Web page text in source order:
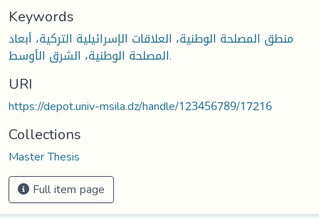
Keywords
منطق المصلحة الوطنية، العلاقات الإسرائيلية التركية، أبعاد
المصلحة الوطنية، الشرق الأوسط.
URI
https://depot.univ-msila.dz/handle/123456789/17216
Collections
Master Thesis
Full item page